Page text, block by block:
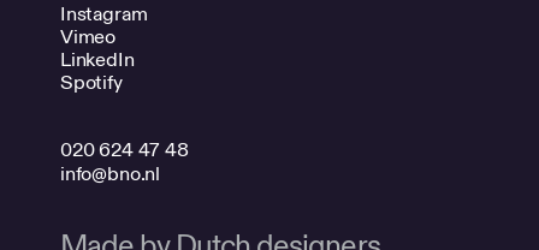
Instagram
Vimeo
LinkedIn
Spotify
020 624 47 48
info@bno.nl